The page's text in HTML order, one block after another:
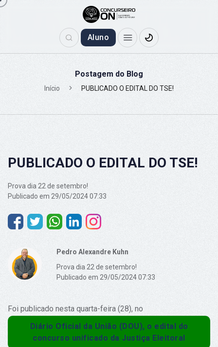
Aluno
Postagem do Blog
Início PUBLICADO O EDITAL DO TSE!
PUBLICADO O EDITAL DO TSE!
Prova dia 22 de setembro!
Publicado em 29/05/2024 07:33
Pedro Alexandre Kuhn
Prova dia 22 de setembro!
Publicado em 29/05/2024 07:33
Foi publicado nesta quarta-feira (28), no
Diário Oficial da União (DOU), o edital do
concurso unificado da Justiça Eleitoral